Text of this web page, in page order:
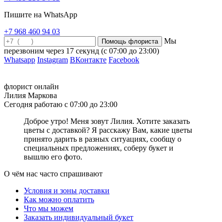
Пишите на WhatsApp
+7 968 460 94 03
Мы
перезвоним через 17 секунд (с 07:00 до 23:00)
Whatsapp Instagram ВКонтакте Facebook
флорист онлайн
Лилия Маркова
Сегодня работаю с 07:00 до 23:00
Доброе утро! Меня зовут Лилия. Хотите заказать
цветы с доставкой? Я расскажу Вам, какие цветы
принято дарить в разных ситуациях, сообщу о
специальных предложениях, соберу букет и
вышлю его фото.
О чём нас часто спрашивают
Условия и зоны доставки
Как можно оплатить
Что мы можем
Заказать индивидуальный букет
или иного оттенка цветов на языке флористики? Очень часто,
выбор букета происходит на подсознательном уровне, и вы
выбираете именно ту цветовую гамму, которая сможет сполна
выразить ваши чувства и пожелания. Фиолетовый цвет на языке
букеты в фиолетовых оттенках вы сможете выразить
признательность в крепкой дружбе, очарование. Если вы хотите
выразить человеку глубокую признательность и благодарность,
тюльпаны, розы или ирисы. Выбирая достойный подарок,
остановитесь на фиолетовых цветах. Они, несомненно,
понравятся получателю и выразят ваше самые наилучшие
пожелания!
основное значение этого оттенка во флористике – это
спокойствие, стабильность и мудрость. Букет в зеленых оттенках
в интерьере способен вызывать умиротворение и спокойствие.
Но в природе существует очень мало зелёных цветов, в